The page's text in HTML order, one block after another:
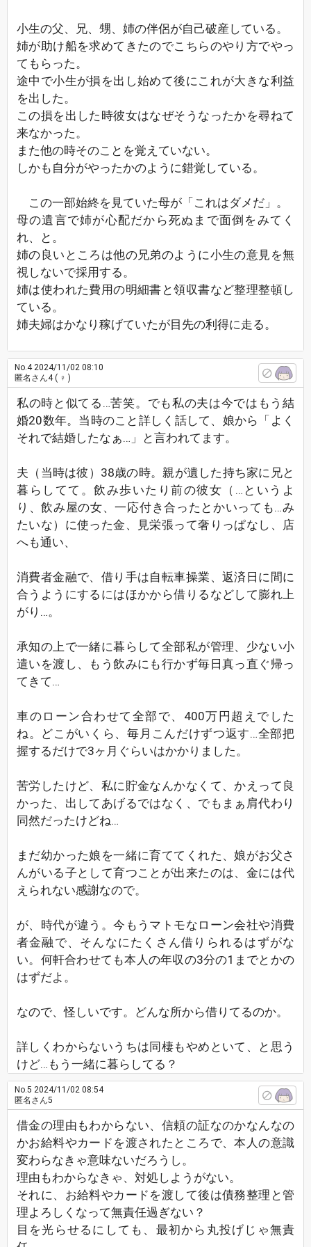
小生の父、兄、甥、姉の伴侶が自己破産している。
姉が助け船を求めてきたのでこちらのやり方でやっ
てもらった。
途中で小生が損を出し始めて後にこれが大きな利益
を出した。
この損を出した時彼女はなぜそうなったかを尋ねて
来なかった。
また他の時そのことを覚えていない。
しかも自分がやったかのように錯覚している。
この一部始終を見ていた母が「これはダメだ」。
母の遺言で姉が心配だから死ぬまで面倒をみてく
れ、と。
姉の良いところは他の兄弟のように小生の意見を無
視しないで採用する。
姉は使われた費用の明細書と領収書など整理整頓し
ている。
姉夫婦はかなり稼げていたが目先の利得に走る。
No.42024/11/02 08:10
匿名さん4( ♀ )
私の時と似てる…苦笑。でも私の夫は今ではもう結
婚20数年。当時のこと詳しく話して、娘から「よく
それで結婚したなぁ…」と言われてます。
夫（当時は彼）38歳の時。親が遺した持ち家に兄と
暮らしてて。飲み歩いたり前の彼女（…というよ
り、飲み屋の女、一応付き合ったとかいっても…み
たいな）に使った金、見栄張って奢りっぱなし、店
へも通い、
消費者金融で、借り手は自転車操業、返済日に間に
合うようにするにはほかから借りるなどして膨れ上
がり…。
承知の上で一緒に暮らして全部私が管理、少ない小
遣いを渡し、もう飲みにも行かず毎日真っ直ぐ帰っ
てきて…
車のローン合わせて全部で、400万円超えでした
ね。どこがいくら、毎月こんだけずつ返す…全部把
握するだけで3ヶ月ぐらいはかかりました。
苦労したけど、私に貯金なんかなくて、かえって良
かった、出してあげるではなく、でもまぁ肩代わり
同然だったけどね…
まだ幼かった娘を一緒に育ててくれた、娘がお父さ
んがいる子として育つことが出来たのは、金には代
えられない感謝なので。
が、時代が違う。今もうマトモなローン会社や消費
者金融で、そんなにたくさん借りられるはずがな
い。何軒合わせても本人の年収の3分の1までとかの
はずだよ。
なので、怪しいです。どんな所から借りてるのか。
詳しくわからないうちは同棲もやめといて、と思う
けど…もう一緒に暮らしてる？
No.5 2024/11/02 08:54
匿名さん5
借金の理由もわからない、信頼の証なのかなんなの
かお給料やカードを渡されたところで、本人の意識
変わらなきゃ意味ないだろうし。
理由もわからなきゃ、対処しようがない。
それに、お給料やカードを渡して後は債務整理と管
理よろしくなって無責任過ぎない？
目を光らせるにしても、最初から丸投げじゃ無責